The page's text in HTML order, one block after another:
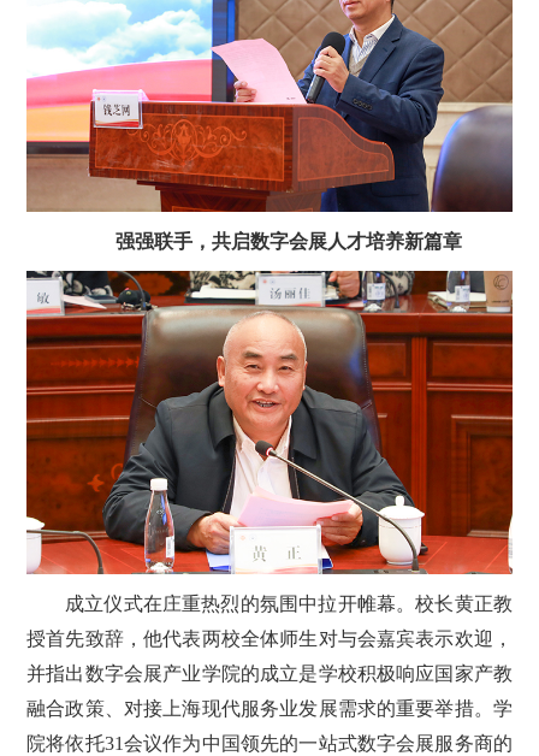
强强联手，共启数字会展人才培养新篇章
成立仪式在庄重热烈的氛围中拉开帷幕。校长黄正教
授首先致辞，他代表两校全体师生对与会嘉宾表示欢迎，
并指出数字会展产业学院的成立是学校积极响应国家产教
融合政策、对接上海现代服务业发展需求的重要举措。学
院将依托31会议作为中国领先的一站式数字会展服务商的